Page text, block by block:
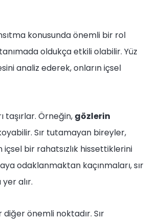
konusunda önemli bir rol
oldukça etkili olabilir. Yüz
analiz ederek, onların içsel
taşırlar. Örneğin, gözlerin
Sır tutamayan bireyler,
bir rahatsızlık hissettiklerini
odaklanmaktan kaçınmaları, sır
alır.
önemli noktadır. Sır